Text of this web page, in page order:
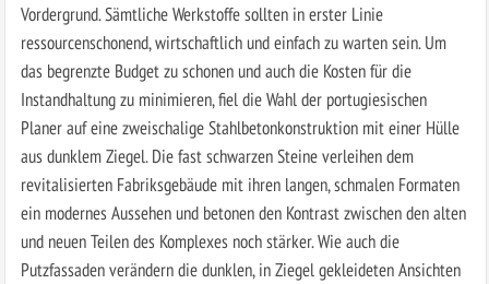
Vordergrund. Sämtliche Werkstoffe sollten in erster Linie
ressourcenschonend, wirtschaftlich und einfach zu warten sein. Um
das begrenzte Budget zu schonen und auch die Kosten für die
Instandhaltung zu minimieren, fiel die Wahl der portugiesischen
Planer auf eine zweischalige Stahlbetonkonstruktion mit einer Hülle
aus dunklem Ziegel. Die fast schwarzen Steine verleihen dem
revitalisierten Fabriksgebäude mit ihren langen, schmalen Formaten
ein modernes Aussehen und betonen den Kontrast zwischen den alten
und neuen Teilen des Komplexes noch stärker. Wie auch die
Putzfassaden verändern die dunklen, in Ziegel gekleideten Ansichten